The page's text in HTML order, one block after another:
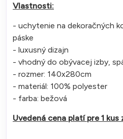
Vlastnosti:
- uchytenie na dekoračných
páske
- luxusný dizajn
- vhodný do obývacej izby,
- rozmer: 140x280cm
- materiál: 100% polyester
- farba: bežová
Uvedená cena platí pre 1 kus